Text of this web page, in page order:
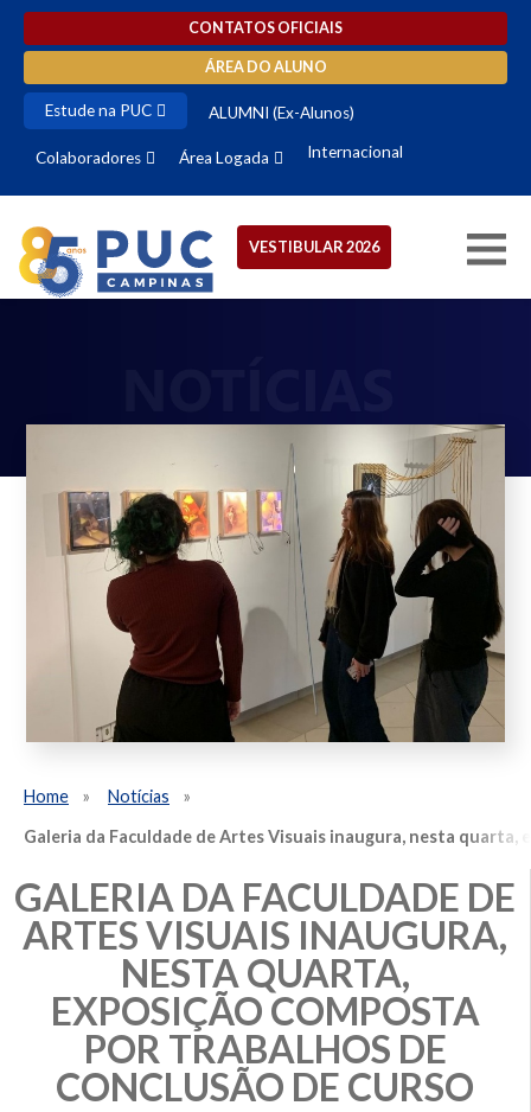
CONTATOS OFICIAIS
ÁREA DO ALUNO
Estude na PUC ALUMNI (Ex-Alunos)
Colaboradores Área Logada Internacional
VESTIBULAR 2026
Home
Notícias
Galeria da Faculdade de Artes Visuais inaugura, nesta quarta,
GALERIA DA FACULDADE DE
ARTES VISUAIS INAUGURA,
NESTA QUARTA,
EXPOSIÇÃO COMPOSTA
POR TRABALHOS DE
CONCLUSÃO DE CURSO